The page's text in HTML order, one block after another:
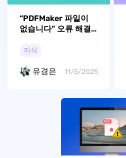
“PDFMaker 파일이
없습니다” 오류 해결
지식
유경은 11/5/2025